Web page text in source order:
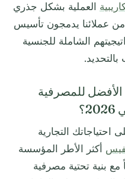
العملية بشكل جذري
عملائنا يدمجون تأسيس
الشاملة للجنسية
الأفضل للمصرفية
احتياجاتك التجارية
أكثر الأطر المؤسسة
بنية تحتية مصرفية